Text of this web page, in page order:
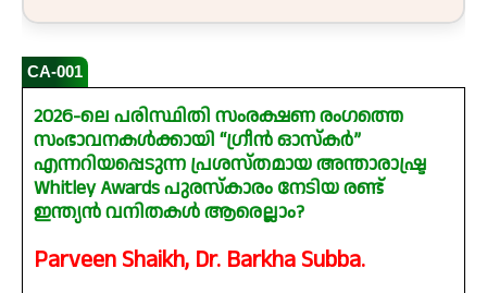
CA-001
2026-ലെ പരിസ്ഥിതി സംരക്ഷണ രംഗത്തെ
സംഭാവനകൾക്കായി “ഗ്രീൻ ഓസ്കർ”
എന്നറിയപ്പെടുന്ന പ്രശസ്തമായ അന്താരാഷ്ട്ര
Whitley Awards പുരസ്കാരം നേടിയ രണ്ട്
ഇന്ത്യൻ വനിതകൾ ആരെല്ലാം?
Parveen Shaikh, Dr. Barkha Subba.